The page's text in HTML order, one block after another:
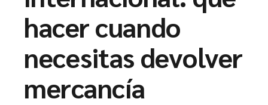
hacer cuando
necesitas devolver
mercancía